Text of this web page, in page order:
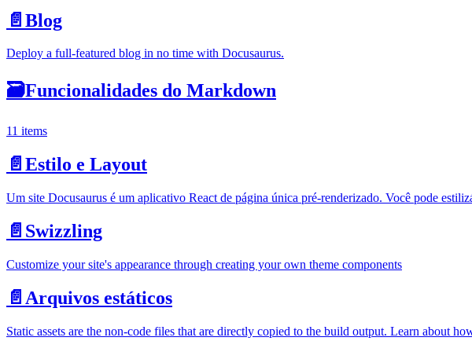
📄️ Blog
Deploy a full-featured blog in no time with Docusaurus.
🗃️Funcionalidades do Markdown
11 items
📄️ Estilo e Layout
Um site Docusaurus é um aplicativo React de página única pré-renderizado. Você pode
📄️ Swizzling
Customize your site's appearance through creating your own theme components
📄️ Arquivos estáticos
Static assets are the non-code files that are directly copied to the build output. Learn about